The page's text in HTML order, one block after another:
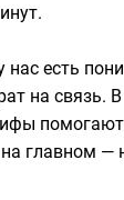
нас есть
на связь.
помогают
главном —